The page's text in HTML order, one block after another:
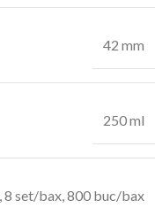
42 mm
250 ml
8 set/bax 800 buc/bax